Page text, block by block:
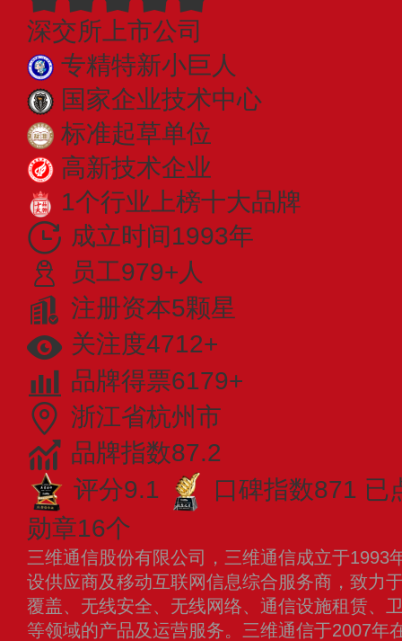
深交所上市公司
专精特新小巨人
国家企业技术中心
标准起草单位
高新技术企业
1个行业上榜十大品牌
成立时间1993年
员工979+人
注册资本5颗星
关注度4712+
品牌得票6179+
浙江省杭州市
品牌指数87.2
评分9.1
口碑指数871 已
勋章16个
三维通信股份有限公司，三维通信成立于1993
设供应商及移动互联网信息综合服务商，致力
覆盖、无线安全、无线网络、通信设施租赁、
等领域的产品及运营服务。三维通信于2007年